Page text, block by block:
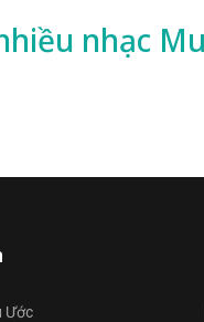
nhạc
Ước